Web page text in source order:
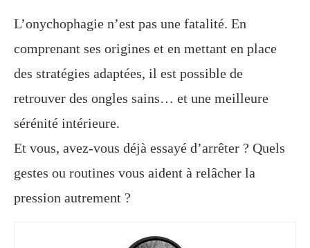
L’onychophagie n’est pas une fatalité. En
comprenant ses origines et en mettant en place
des stratégies adaptées, il est possible de
retrouver des ongles sains… et une meilleure
sérénité intérieure.
Et vous, avez-vous déjà essayé d’arrêter ? Quels
gestes ou routines vous aident à relâcher la
pression autrement ?